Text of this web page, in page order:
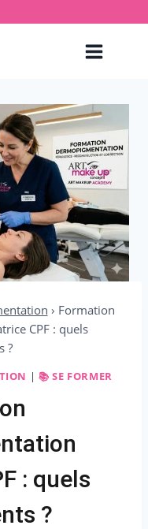
› Formation
CPF : quels
?
| 📚 SE FORMER
: quels
?